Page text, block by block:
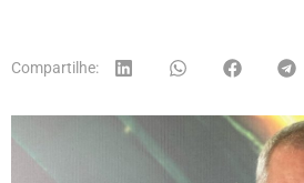
Compartilhe: